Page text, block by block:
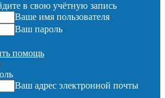
в свою учётную запись
Ваше имя пользователя
Ваш пароль
помощь
Ваш адрес электронной почты